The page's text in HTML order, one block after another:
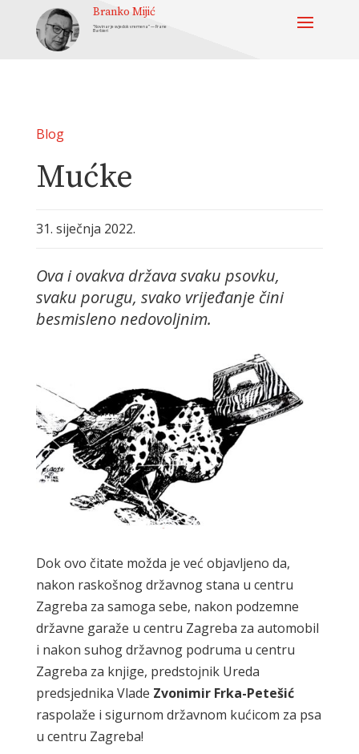
Branko Mijić
“Novinar je svjedok vremena” — Frane
Barbieri
Blog
Mućke
31. siječnja 2022.
Ova i ovakva država svaku psovku,
svaku porugu, svako vrijeđanje čini
besmisleno nedovoljnim.
Dok ovo čitate možda je već objavljeno da,
nakon raskošnog državnog stana u centru
Zagreba za samoga sebe, nakon podzemne
državne garaže u centru Zagreba za automobil
i nakon suhog državnog podruma u centru
Zagreba za knjige, predstojnik Ureda
predsjednika Vlade Zvonimir Frka-Petešić
raspolaže i sigurnom državnom kućicom za psa
u centru Zagreba!